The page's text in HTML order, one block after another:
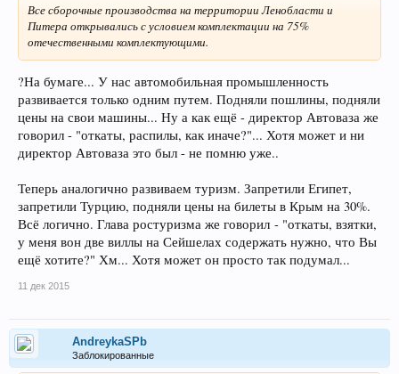
Все сборочные производства на территории Ленобласти и
Питера открывались с условием комплектации на 75%
отечественными комплектующими.
?На бумаге... У нас автомобильная промышленность
развивается только одним путем. Подняли пошлины, подняли
цены на свои машины... Ну а как ещё - директор Автоваза же
говорил - "откаты, распилы, как иначе?"... Хотя может и ни
директор Автоваза это был - не помню уже..
Теперь аналогично развиваем туризм. Запретили Египет,
запретили Турцию, подняли цены на билеты в Крым на 30%.
Всё логично. Глава ростуризма же говорил - "откаты, взятки,
у меня вон две виллы на Сейшелах содержать нужно, что Вы
ещё хотите?" Хм... Хотя может он просто так подумал...
11 дек 2015
AndreykaSPb
Заблокированные